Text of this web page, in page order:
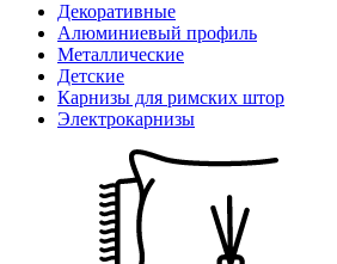
Декоративные
Алюминиевый профиль
Металлические
Детские
Карнизы для римских штор
Электрокарнизы